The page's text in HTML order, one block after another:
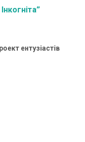
ентузіастів